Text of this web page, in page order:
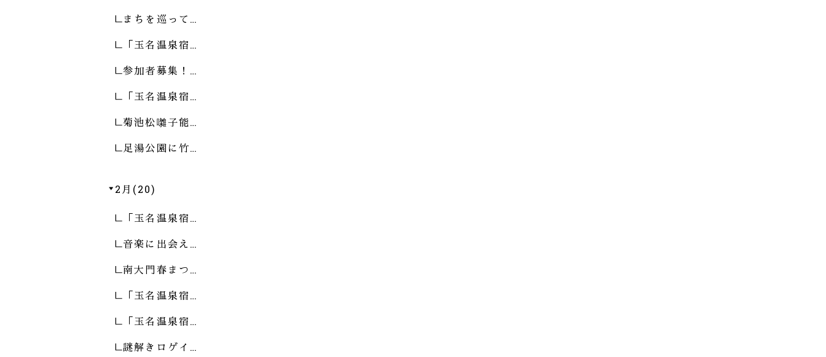
まちを巡って…
「玉名温泉宿…
参加者募集！…
「玉名温泉宿…
菊池松囃子能…
足湯公園に竹…
2月(20)
「玉名温泉宿…
音楽に出会え…
南大門春まつ…
「玉名温泉宿…
「玉名温泉宿…
謎解きロゲイ…